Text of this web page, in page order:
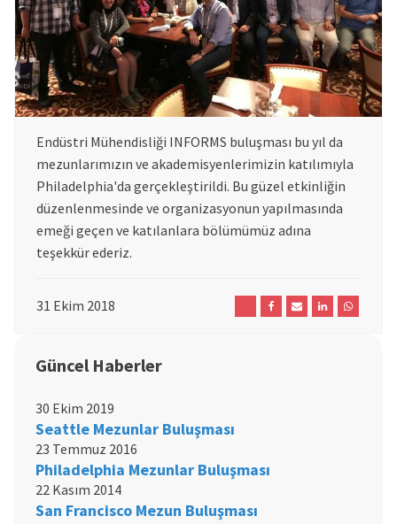
Endüstri Mühendisliği INFORMS buluşması bu yıl da
mezunlarımızın ve akademisyenlerimizin katılımıyla
Philadelphia'da gerçekleştirildi. Bu güzel etkinliğin
düzenlenmesinde ve organizasyonun yapılmasında
emeği geçen ve katılanlara bölümümüz adına
teşekkür ederiz.
31 Ekim 2018
Güncel Haberler
30 Ekim 2019
Seattle Mezunlar Buluşması
23 Temmuz 2016
Philadelphia Mezunlar Buluşması
22 Kasım 2014
San Francisco Mezun Buluşması